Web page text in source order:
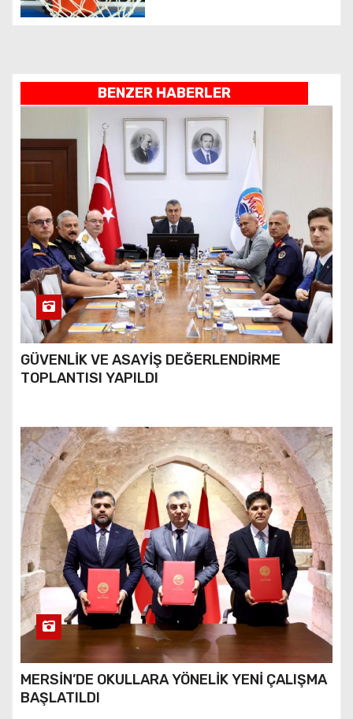
BENZER HABERLER
GÜVENLİK VE ASAYİŞ DEĞERLENDİRME
TOPLANTISI YAPILDI
MERSİN’DE OKULLARA YÖNELİK YENİ ÇALIŞMA
BAŞLATILDI